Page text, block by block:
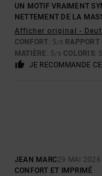
UN MOTIF VRAIMENT
NETTEMENT DE LA
Afficher original -
CONFORT: 5/5
MATIÈRE : 5/5 COLORIS: 5
JE RECOMMANDE
JEAN MARC29 MAI 2026
CONFORT ET IMPRIMÉ